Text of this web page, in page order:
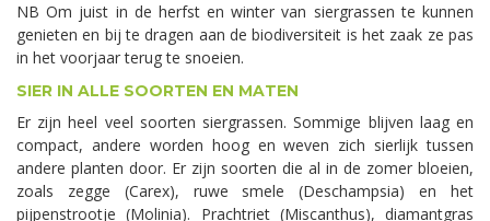
NB Om juist in de herfst en winter van siergrassen te kunnen
genieten en bij te dragen aan de biodiversiteit is het zaak ze pas
in het voorjaar terug te snoeien.
SIER IN ALLE SOORTEN EN MATEN
Er zijn heel veel soorten siergrassen. Sommige blijven laag en
compact, andere worden hoog en weven zich sierlijk tussen
andere planten door. Er zijn soorten die al in de zomer bloeien,
zoals zegge (Carex), ruwe smele (Deschampsia) en het
pijpenstrootje (Molinia). Prachtriet (Miscanthus), diamantgras